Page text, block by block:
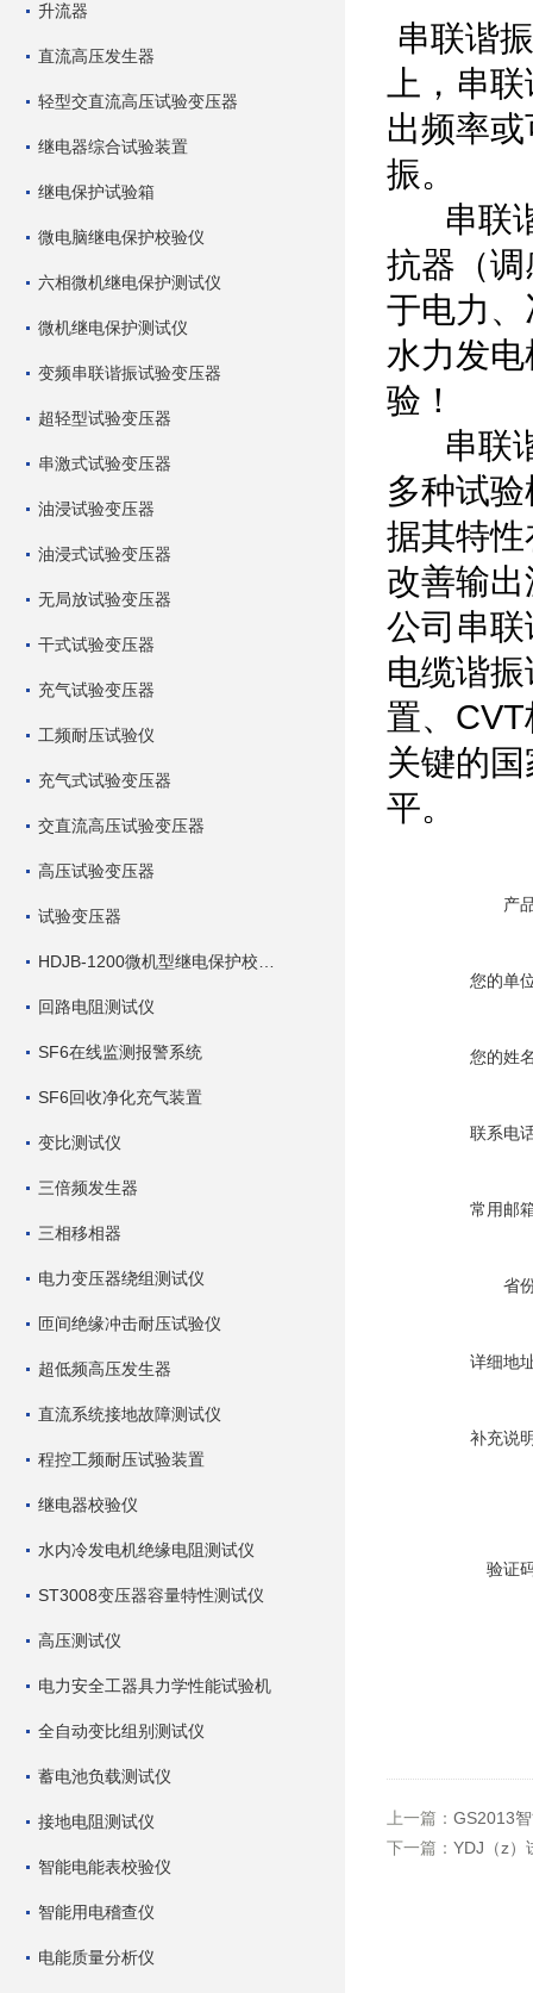
升流器
直流高压发生器
轻型交直流高压试验变压器
继电器综合试验装置
继电保护试验箱
微电脑继电保护校验仪
六相微机继电保护测试仪
微机继电保护测试仪
变频串联谐振试验变压器
超轻型试验变压器
串激式试验变压器
油浸试验变压器
油浸式试验变压器
无局放试验变压器
干式试验变压器
充气试验变压器
工频耐压试验仪
充气式试验变压器
交直流高压试验变压器
高压试验变压器
试验变压器
回路电阻测试仪
SF6在线监测报警系统
SF6回收净化充气装置
变比测试仪
三倍频发生器
三相移相器
电力变压器绕组测试仪
匝间绝缘冲击耐压试验仪
超低频高压发生器
直流系统接地故障测试仪
程控工频耐压试验装置
继电器校验仪
水内冷发电机绝缘电阻测试仪
ST3008变压器容量特性测试仪
高压测试仪
电力安全工器具力学性能试验机
全自动变比组别测试仪
蓄电池负载测试仪
接地电阻测试仪
智能电能表校验仪
智能用电稽查仪
电能质量分析仪
串联谐
上，串
出频率
振。
串联谐
抗器（
于电力
水力发
验！
串联谐
多种试
据其特
改善输
公司串
电缆谐
置、
关键的
平。
产
您的单
您的姓
联系电
常用邮
省
详细地
补充说
验证
上一篇： GS2013
下一篇： YDJ（z）